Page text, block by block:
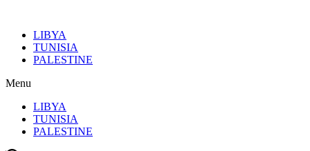
contenuLIBYA
TUNISIA
PALESTINE
Menu
LIBYA
TUNISIA
PALESTINE